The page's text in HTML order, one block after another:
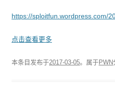
https://sploitfun.wordpress.com/
点击查看更多
本条目发布于2017-03-05。属于PWN